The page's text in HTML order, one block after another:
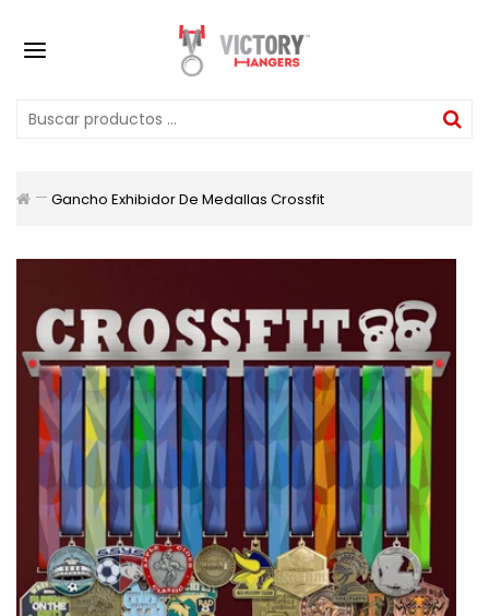
Gancho Exhibidor De Medallas Crossfit